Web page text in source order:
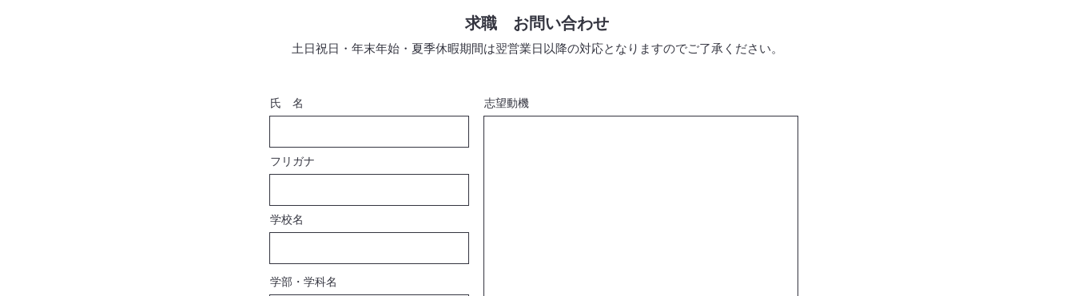
​求職 お問い合わせ
土日祝日・年末年始・夏季休暇期間は翌営業日以降の対応となりますのでご了承ください。
氏 名
フリガナ
学校名
学部・学科名
志望動機